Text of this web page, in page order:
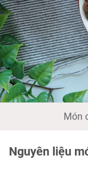
Món
Nguyên liệu